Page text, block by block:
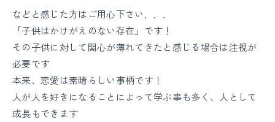
などと感じた方はご用心下さい．．．
「子供はかけがえのない存在」です！
その子供に対して関心が薄れてきたと感じる場合は注視が
必要です
本来、恋愛は素晴らしい事柄です！
人が人を好きになることによって学ぶ事も多く、人として
成長もできます